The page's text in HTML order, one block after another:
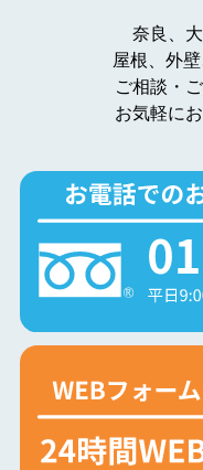
奈良、
屋根、外壁
ご相談・
お気軽に